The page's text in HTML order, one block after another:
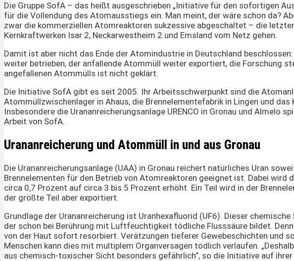
Die Gruppe SofA – das heißt ausgeschrieben „Initiative für den sofortigen
für die Vollendung des Atomausstiegs ein. Man meint, der wäre schon da?
zwar die kommerziellen Atomreaktoren sukzessive abgeschaltet – die
Kernkraftwerken Isar 2, Neckarwestheim 2 und Emsland vom Netz gehen.
Damit ist aber nicht das Ende der Atomindustrie in Deutschland
weiter betrieben, der anfallende Atommüll weiter exportiert, die Forschung
angefallenen Atommülls ist nicht geklärt.
Die Initiative SofA gibt es seit 2005. Ihr Arbeitsschwerpunkt sind die
Atommüllzwischenlager in Ahaus, die Brennelementefabrik in Lingen und
Insbesondere die Urananreicherungsanlage URENCO in Gronau und Almelo
Arbeit von SofA.
Urananreicherung und Atommüll in und aus Gronau
Die Urananreicherungsanlage (UAA) in Gronau reichert natürliches Uran
Brennelementen für den Betrieb von Atomreaktoren geeignet ist. Dabei wird
circa 0,7 Prozent auf circa 3 bis 5 Prozent erhöht. Ein Teil wird in der
der größte Teil aber exportiert.
Grundlage der Urananreicherung ist Uranhexafluorid (UF6). Dieser
der schon bei Berührung mit Luftfeuchtigkeit tödliche Flusssäure bildet.
von der Haut sofort resorbiert. Verätzungen tieferer Gewebeschichten und
Menschen kann dies mit multiplem Organversagen tödlich verlaufen.
aus chemisch-toxischer Sicht besonders gefährlich“, so die Initiative auf ihrer